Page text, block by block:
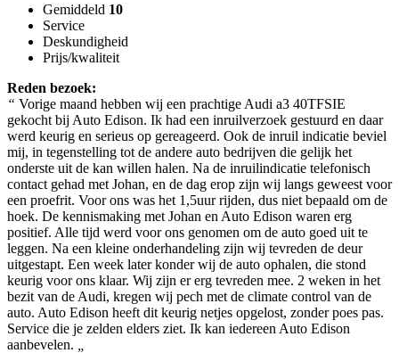
Gemiddeld 10
Service
Deskundigheid
Prijs/kwaliteit
Reden bezoek:
“ Vorige maand hebben wij een prachtige Audi a3 40TFSIE
gekocht bij Auto Edison. Ik had een inruilverzoek gestuurd en daar
werd keurig en serieus op gereageerd. Ook de inruil indicatie beviel
mij, in tegenstelling tot de andere auto bedrijven die gelijk het
onderste uit de kan willen halen. Na de inruilindicatie telefonisch
contact gehad met Johan, en de dag erop zijn wij langs geweest voor
een proefrit. Voor ons was het 1,5uur rijden, dus niet bepaald om de
hoek. De kennismaking met Johan en Auto Edison waren erg
positief. Alle tijd werd voor ons genomen om de auto goed uit te
leggen. Na een kleine onderhandeling zijn wij tevreden de deur
uitgestapt. Een week later konder wij de auto ophalen, die stond
keurig voor ons klaar. Wij zijn er erg tevreden mee. 2 weken in het
bezit van de Audi, kregen wij pech met de climate control van de
auto. Auto Edison heeft dit keurig netjes opgelost, zonder poes pas.
Service die je zelden elders ziet. Ik kan iedereen Auto Edison
aanbevelen.